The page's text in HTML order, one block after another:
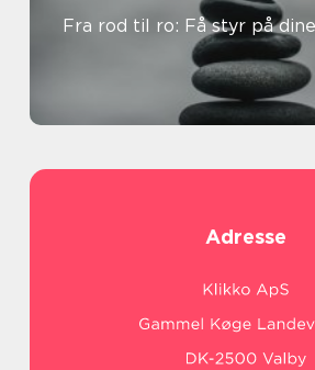
Fra rod til ro: Få styr på
Adresse